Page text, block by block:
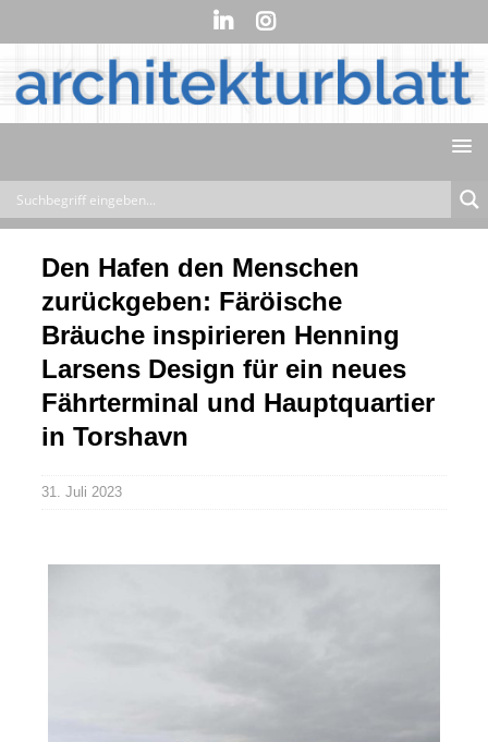
Den Hafen den Menschen
zurückgeben: Färöische
Bräuche inspirieren Henning
Larsens Design für ein neues
Fährterminal und Hauptquartier
in Torshavn
31. Juli 2023